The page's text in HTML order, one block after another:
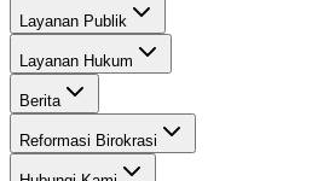
Layanan Publik
Layanan Hukum
Berita
Reformasi Birokrasi